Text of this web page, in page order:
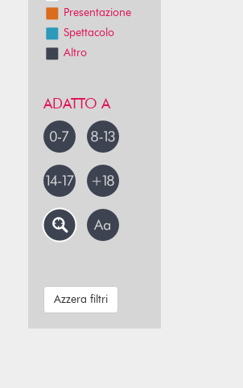
Presentazione
Spettacolo
Altro
ADATTO A
Azzera filtri